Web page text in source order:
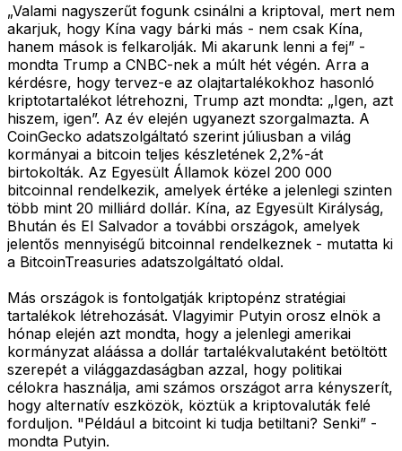
„Valami nagyszerűt fogunk csinálni a kriptoval, mert nem
akarjuk, hogy Kína vagy bárki más - nem csak Kína,
hanem mások is felkarolják. Mi akarunk lenni a fej” -
mondta Trump a CNBC-nek a múlt hét végén. Arra a
kérdésre, hogy tervez-e az olajtartalékokhoz hasonló
kriptotartalékot létrehozni, Trump azt mondta: „Igen, azt
hiszem, igen”. Az év elején ugyanezt szorgalmazta. A
CoinGecko adatszolgáltató szerint júliusban a világ
kormányai a bitcoin teljes készletének 2,2%-át
birtokolták. Az Egyesült Államok közel 200 000
bitcoinnal rendelkezik, amelyek értéke a jelenlegi szinten
több mint 20 milliárd dollár. Kína, az Egyesült Királyság,
Bhután és El Salvador a további országok, amelyek
jelentős mennyiségű bitcoinnal rendelkeznek - mutatta ki
a BitcoinTreasuries adatszolgáltató oldal.
Más országok is fontolgatják kriptopénz stratégiai
tartalékok létrehozását. Vlagyimir Putyin orosz elnök a
hónap elején azt mondta, hogy a jelenlegi amerikai
kormányzat aláássa a dollár tartalékvalutaként betöltött
szerepét a világgazdaságban azzal, hogy politikai
célokra használja, ami számos országot arra kényszerít,
hogy alternatív eszközök, köztük a kriptovaluták felé
forduljon. "Például a bitcoint ki tudja betiltani? Senki” -
mondta Putyin.